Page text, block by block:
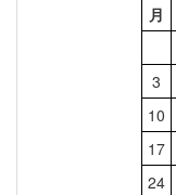
月
3
10
17
24